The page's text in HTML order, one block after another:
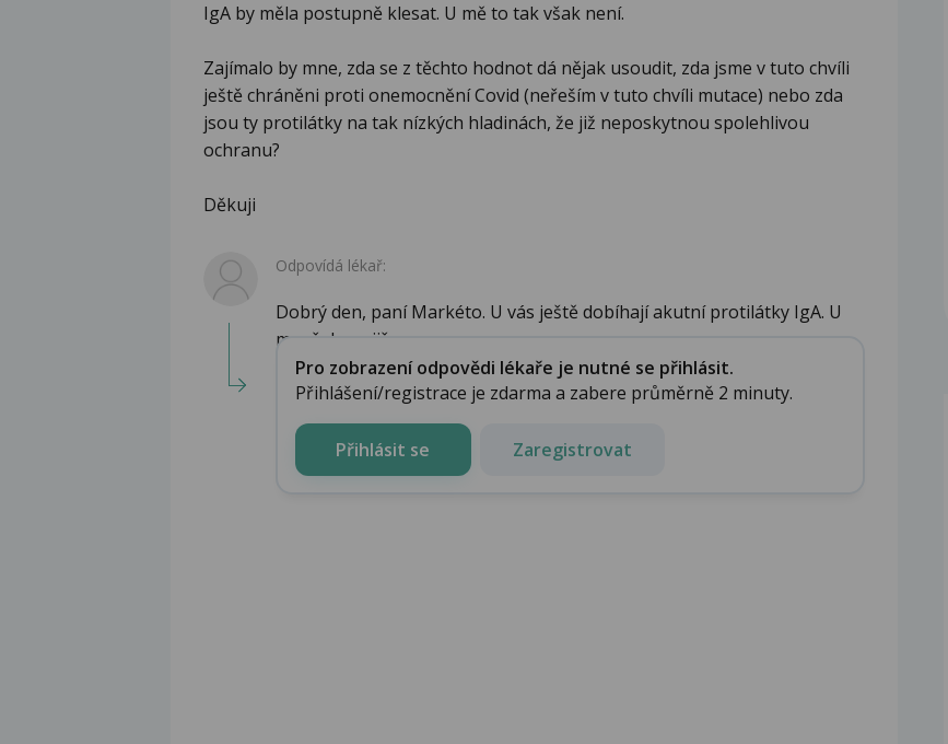
IgA by měla postupně klesat. U mě to tak však není.
Zajímalo by mne, zda se z těchto hodnot dá nějak usoudit, zda jsme v tuto chvíli
ještě chráněni proti onemocnění Covid (neřeším v tuto chvíli mutace) nebo zda
jsou ty protilátky na tak nízkých hladinách, že již neposkytnou spolehlivou
ochranu?
Děkuji
Odpovídá lékař:
Dobrý den, paní Markéto. U vás ještě dobíhají akutní protilátky IgA. U
manžela se již no...
Pro zobrazení odpovědi lékaře je nutné se přihlásit.
Přihlášení/registrace je zdarma a zabere průměrně 2 minuty.
Přihlásit se Zaregistrovat